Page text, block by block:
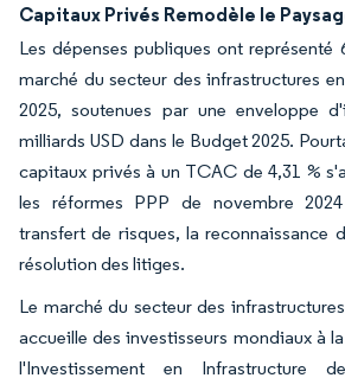
Capitaux Privés Remodèle le
Les dépenses publiques ont représenté
marché du secteur des infrastructures
2025, soutenues par une enveloppe
milliards USD dans le Budget 2025.
capitaux privés à un TCAC de 4,31 %
les réformes PPP de novembre
transfert de risques, la reconnaissance
résolution des litiges.
Le marché du secteur des
accueille des investisseurs mondiaux à
l'Investissement en Infrastructure